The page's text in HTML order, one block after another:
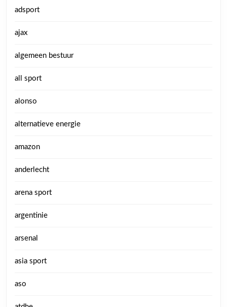
adsport
ajax
algemeen bestuur
all sport
alonso
alternatieve energie
amazon
anderlecht
arena sport
argentinie
arsenal
asia sport
aso